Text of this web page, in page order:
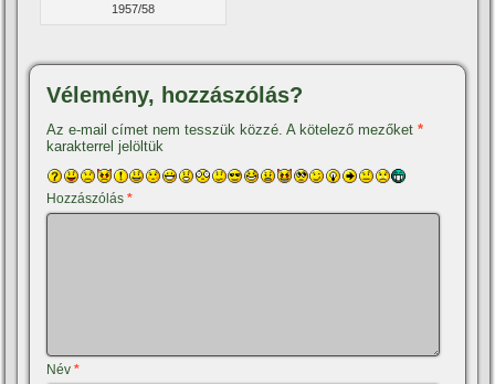
1957/58
Vélemény, hozzászólás?
Az e-mail címet nem tesszük közzé. A kötelező mezőket*
karakterrel jelöltük
Hozzászólás*
Név*